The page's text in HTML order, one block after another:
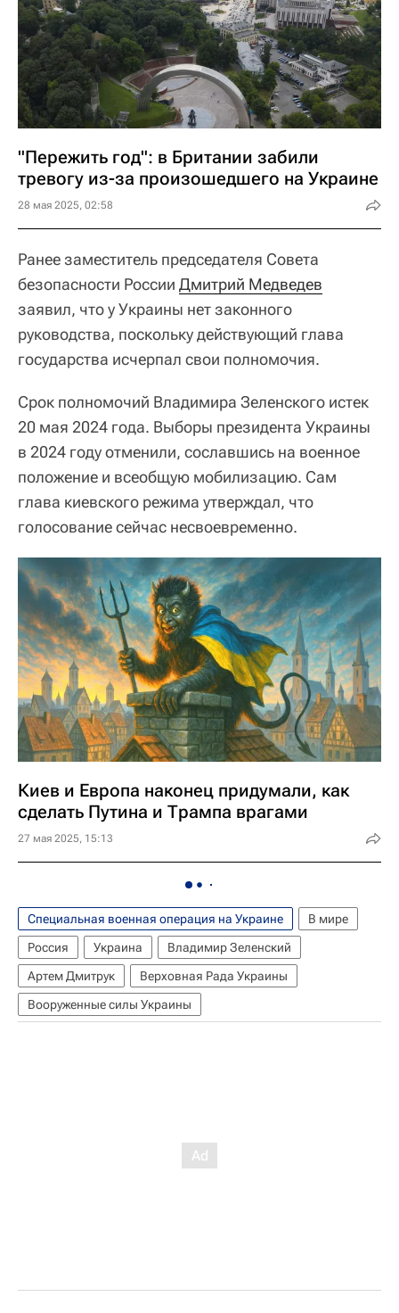
"Пережить год": в Британии забили
тревогу из-за произошедшего на Украине
28 мая 2025, 02:58
Ранее заместитель председателя Совета
безопасности России Дмитрий Медведев
заявил, что у Украины нет законного
руководства, поскольку действующий глава
государства исчерпал свои полномочия.
Срок полномочий Владимира Зеленского истек
20 мая 2024 года. Выборы президента Украины
в 2024 году отменили, сославшись на военное
положение и всеобщую мобилизацию. Сам
глава киевского режима утверждал, что
голосование сейчас несвоевременно.
Киев и Европа наконец придумали, как
сделать Путина и Трампа врагами
27 мая 2025, 15:13
Специальная военная операция на Украине
В мире
Россия
Украина
Владимир Зеленский
Артем Дмитрук
Верховная Рада Украины
Вооруженные силы Украины